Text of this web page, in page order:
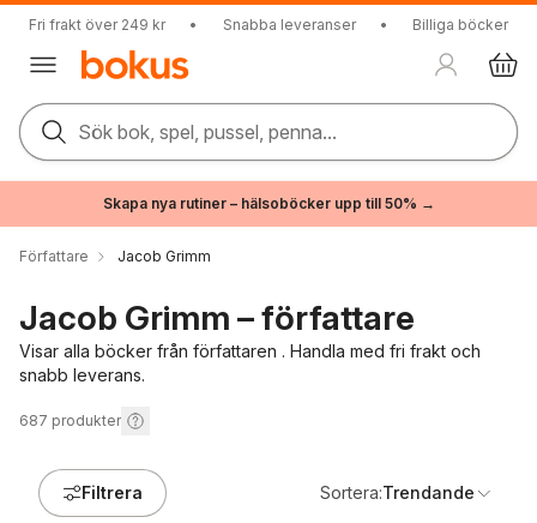
Fri frakt över 249 kr • Snabba leveranser • Billiga böcker
Sök bok, spel, pussel, penna...
Skapa nya rutiner – hälsoböcker upp till 50% →
Författare Jacob Grimm
Jacob Grimm – författare
Visar alla böcker från författaren . Handla med fri frakt och
snabb leverans.
687 produkter
Filtrera Sortera:Trendande